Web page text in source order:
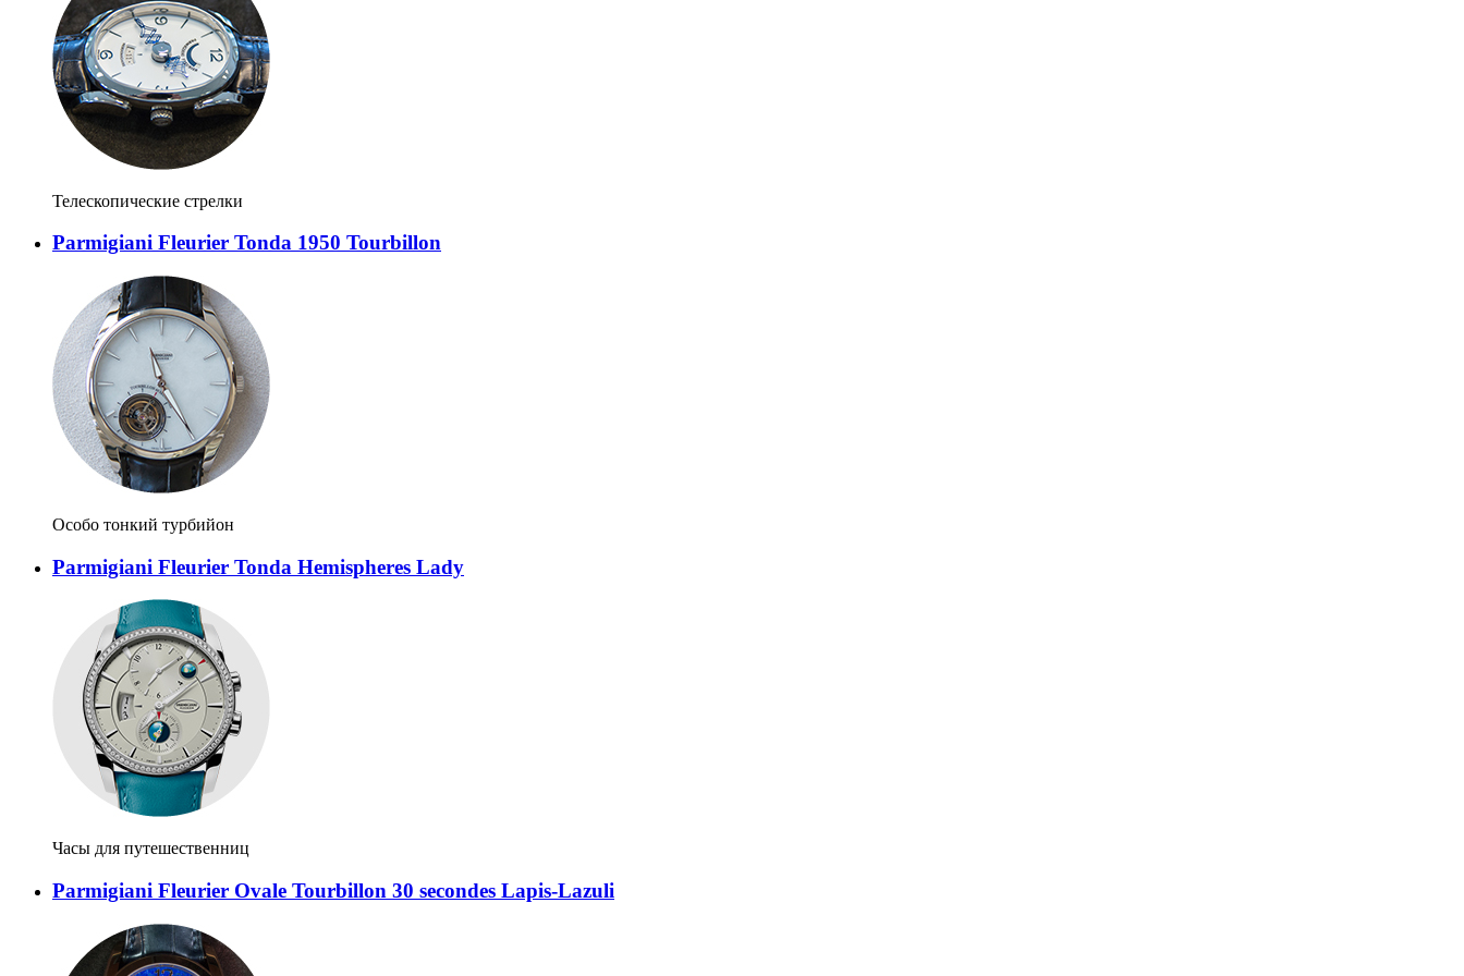
Телескопические стрелки
Parmigiani Fleurier Tonda 1950 Tourbillon
Особо тонкий турбийон
Parmigiani Fleurier Tonda Hemispheres Lady
Часы для путешественниц
Parmigiani Fleurier Ovale Tourbillon 30 secondes Lapis-Lazuli